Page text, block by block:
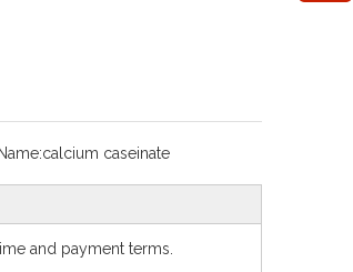
calcium caseinate
and payment terms.